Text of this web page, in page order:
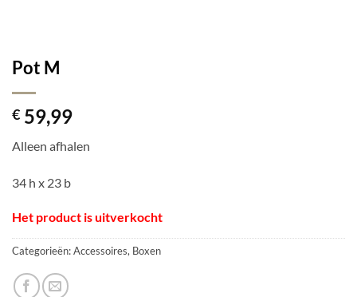
Pot M
€ 59,99
Alleen afhalen
34 h x 23 b
Het product is uitverkocht
Categorieën:Accessoires, Boxen